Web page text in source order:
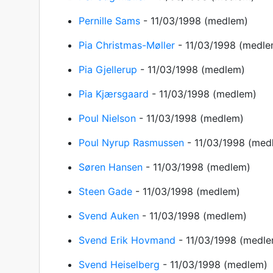
Pernille Sams - 11/03/1998 (medlem)
Pia Christmas-Møller - 11/03/1998
Pia Gjellerup - 11/03/1998 (medlem)
Pia Kjærsgaard - 11/03/1998 (medlem)
Poul Nielson - 11/03/1998 (medlem)
Poul Nyrup Rasmussen - 11/03/1998
Søren Hansen - 11/03/1998 (medlem)
Steen Gade - 11/03/1998 (medlem)
Svend Auken - 11/03/1998 (medlem)
Svend Erik Hovmand - 11/03/1998
Svend Heiselberg - 11/03/1998 (medlem)